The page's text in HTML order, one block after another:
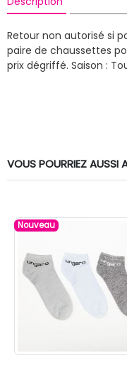
Retour non autorisé si
paire de chaussettes
prix dégriffé. Saison :
VOUS POURRIEZ AUSSI
Nouveau